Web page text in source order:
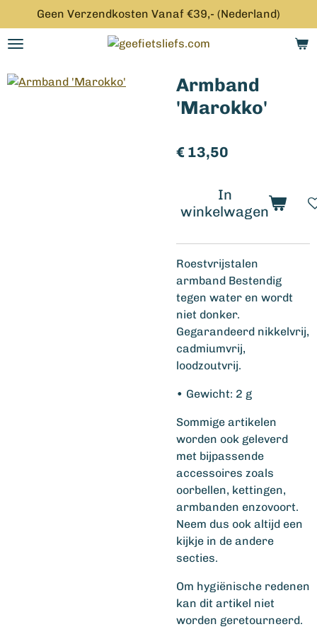
direct
naar
hoofdinhoud
Geen Verzendkosten Vanaf €39,- (Nederland)
Armband
'Marokko'
€ 13,50
In
winkelwagen
Roestvrijstalen
armband Bestendig
tegen water en wordt
niet donker.
Gegarandeerd nikkelvrij,
cadmiumvrij,
loodzoutvrij.
• Gewicht: 2 g
Sommige artikelen
worden ook geleverd
met bijpassende
accessoires zoals
oorbellen, kettingen,
armbanden enzovoort.
Neem dus ook altijd een
kijkje in de andere
secties.
Om hygiënische redenen
kan dit artikel niet
worden geretourneerd.